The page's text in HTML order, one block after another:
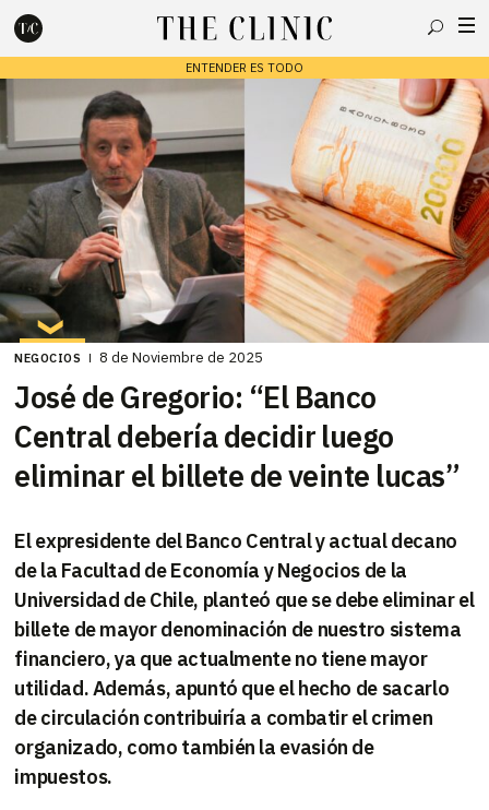
ENTENDER ES TODO
Escribe lo que deseas y presiona enter para buscar
NEGOCIOS 8 de Noviembre de 2025
José de Gregorio: “El Banco
Central debería decidir luego
eliminar el billete de veinte lucas”
El expresidente del Banco Central y actual decano
de la Facultad de Economía y Negocios de la
Universidad de Chile, planteó que se debe eliminar el
billete de mayor denominación de nuestro sistema
financiero, ya que actualmente no tiene mayor
utilidad. Además, apuntó que el hecho de sacarlo
de circulación contribuiría a combatir el crimen
organizado, como también la evasión de
impuestos.